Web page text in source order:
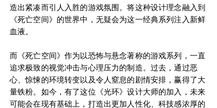
造出紧凑而引人入胜的游戏氛围。将这种设计理念融入到
《死亡空间》的世界中，无疑会为这一经典系列注入新鲜
血液。
而《死亡空间》作为以恐怖与悬念著称的游戏系列，一直
追求极致的视觉冲击与心理压力的制造。过去，通过恶
心、惊悚的环境转变以及令人窒息的剧情安排，赢得了大
量铁粉。如今，有了这位《光环》设计大师的加入，未来
可能会在现有基础上，打造出更加人性化、科技感浓厚的